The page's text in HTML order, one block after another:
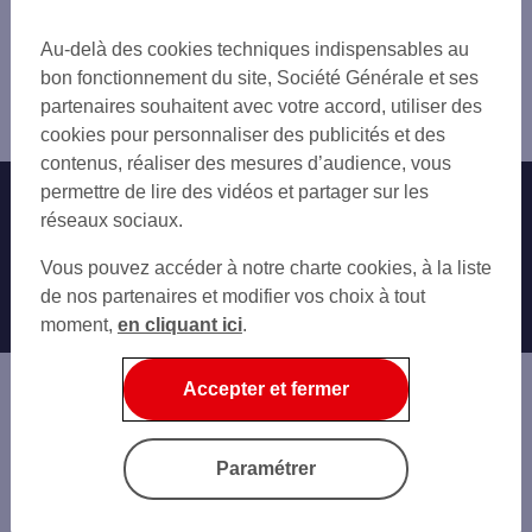
LE HAVRE RENE COTY
CABOURG
LE HAVRE SANVIC
LE HAVRE GRAVILLE
LE HAVRE JENNER
LE HAVRE BLEVILLE
LE HAVRE CAUCRIAUVILLE
Deauville
Nos engagements Nous contacter
Autres sites SG
Professionnels
Entreprises
Associations
Banque privée
Economie Publique
Informations légales
Au-delà des cookies techniques indispensables au
bon fonctionnement du site, Société Générale et ses
partenaires souhaitent avec votre accord, utiliser des
cookies pour personnaliser des publicités et des
contenus, réaliser des mesures d’audience, vous
permettre de lire des vidéos et partager sur les
réseaux sociaux.
Vous pouvez accéder à notre charte cookies, à la liste
de nos partenaires et modifier vos choix à tout
moment, en cliquant ici.
Accepter et fermer
Paramétrer